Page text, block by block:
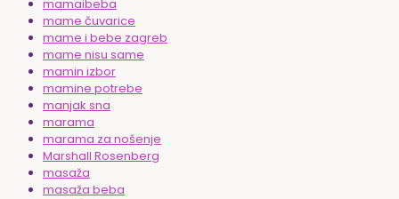
mamaibeba
mame čuvarice
mame i bebe zagreb
mame nisu same
mamin izbor
mamine potrebe
manjak sna
marama
marama za nošenje
Marshall Rosenberg
masaža
masaža beba